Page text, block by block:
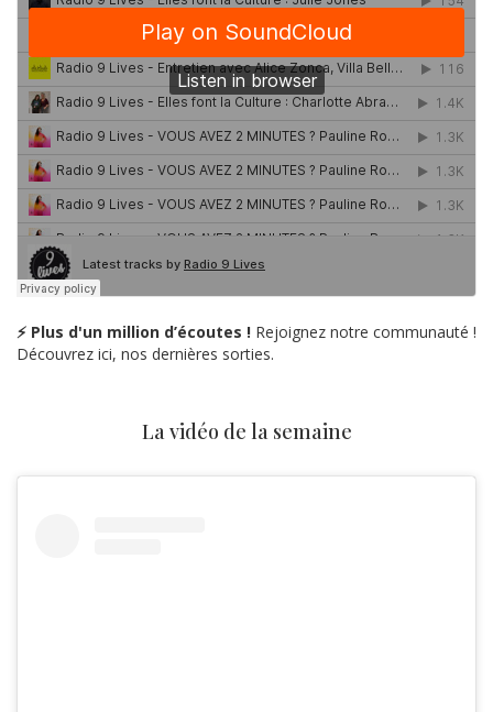
⚡ Plus d'un million d’écoutes ! Rejoignez notre communauté !
Découvrez ici, nos dernières sorties.
La vidéo de la semaine